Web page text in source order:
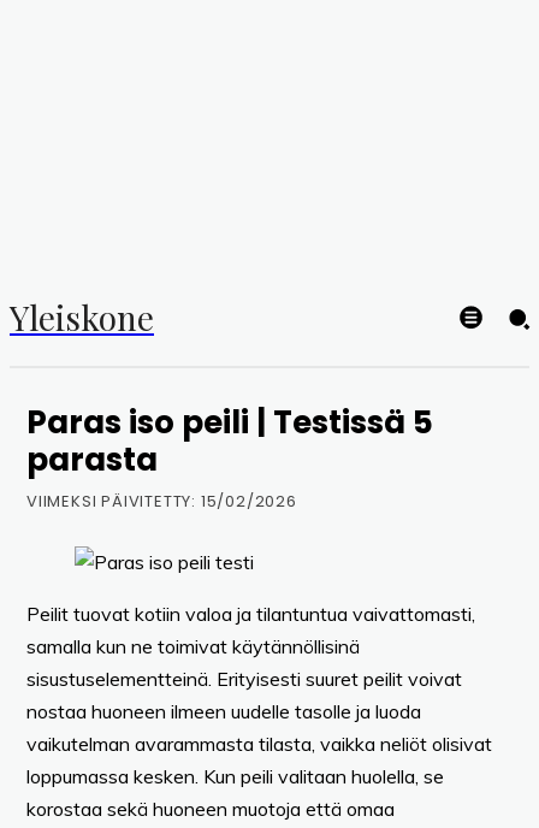
Yleiskone
Paras iso peili | Testissä 5
parasta
VIIMEKSI PÄIVITETTY: 15/02/2026
Peilit tuovat kotiin valoa ja tilantuntua vaivattomasti,
samalla kun ne toimivat käytännöllisinä
sisustuselementteinä. Erityisesti suuret peilit voivat
nostaa huoneen ilmeen uudelle tasolle ja luoda
vaikutelman avarammasta tilasta, vaikka neliöt olisivat
loppumassa kesken. Kun peili valitaan huolella, se
korostaa sekä huoneen muotoja että omaa